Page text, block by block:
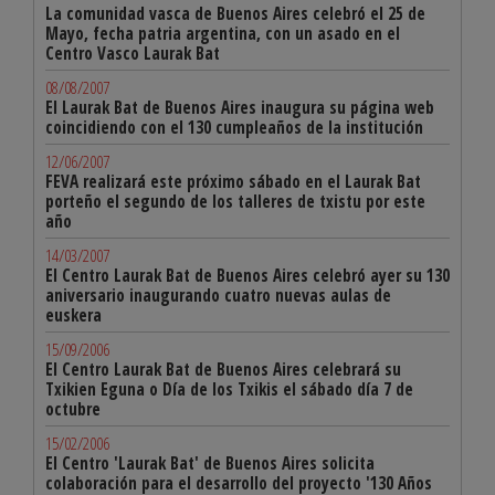
La comunidad vasca de Buenos Aires celebró el 25 de
Mayo, fecha patria argentina, con un asado en el
Centro Vasco Laurak Bat
08/08/2007
El Laurak Bat de Buenos Aires inaugura su página web
coincidiendo con el 130 cumpleaños de la institución
12/06/2007
FEVA realizará este próximo sábado en el Laurak Bat
porteño el segundo de los talleres de txistu por este
año
14/03/2007
El Centro Laurak Bat de Buenos Aires celebró ayer su 130
aniversario inaugurando cuatro nuevas aulas de
euskera
15/09/2006
El Centro Laurak Bat de Buenos Aires celebrará su
Txikien Eguna o Día de los Txikis el sábado día 7 de
octubre
15/02/2006
El Centro 'Laurak Bat' de Buenos Aires solicita
colaboración para el desarrollo del proyecto '130 Años